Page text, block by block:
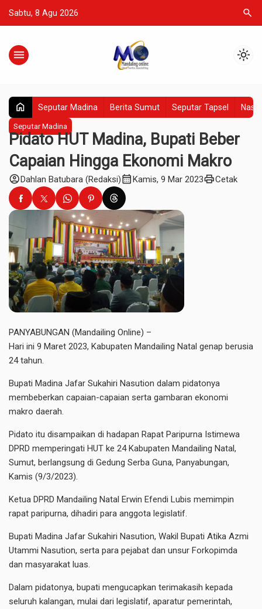
Sabtu, 8 Agu 2026 search
menu light_mode
home Seputar Madina Berita Sumut Seputar Tapsel
Seputar Madina
Pidato HUT Madina, Bupati Beber
Capaian Hingga Ekonomi Makro
account_circleDahlan Batubara (Redaksi)calendar_monthKamis, 9 Mar 2023printCetak
PANYABUNGAN (Mandailing Online) –
Hari ini 9 Maret 2023, Kabupaten Mandailing Natal genap berusia
24 tahun.
Bupati Madina Jafar Sukahiri Nasution dalam pidatonya
membeberkan capaian-capaian serta gambaran ekonomi
makro daerah.
Pidato itu disampaikan di hadapan Rapat Paripurna Istimewa
DPRD memperingati HUT ke 24 Kabupaten Mandailing Natal,
Sumut, berlangsung di Gedung Serba Guna, Panyabungan,
Kamis (9/3/2023).
Ketua DPRD Mandailing Natal Erwin Efendi Lubis memimpin
rapat paripurna, dihadiri para anggota legislatif.
Bupati Madina Jafar Sukahiri Nasution, Wakil Bupati Atika Azmi
Utammi Nasution, serta para pejabat dan unsur Forkopimda
dan masyarakat luas.
Dalam pidatonya, bupati mengucapkan terimakasih kepada
seluruh kalangan, mulai dari legislatif, aparatur pemerintah,